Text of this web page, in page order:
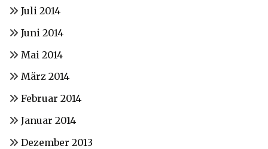
Juli 2014
Juni 2014
Mai 2014
März 2014
Februar 2014
Januar 2014
Dezember 2013